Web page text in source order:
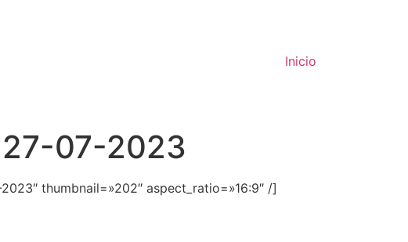
Inicio
27-07-2023
thumbnail=»202″ aspect_ratio=»16:9″ /]